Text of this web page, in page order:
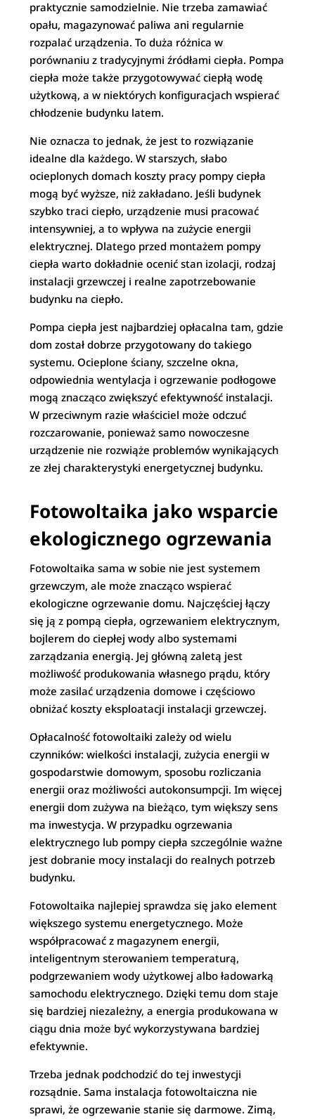
praktycznie samodzielnie. Nie trzeba zamawiać
opału, magazynować paliwa ani regularnie
rozpalać urządzenia. To duża różnica w
porównaniu z tradycyjnymi źródłami ciepła. Pompa
ciepła może także przygotowywać ciepłą wodę
użytkową, a w niektórych konfiguracjach wspierać
chłodzenie budynku latem.
Nie oznacza to jednak, że jest to rozwiązanie
idealne dla każdego. W starszych, słabo
ocieplonych domach koszty pracy pompy ciepła
mogą być wyższe, niż zakładano. Jeśli budynek
szybko traci ciepło, urządzenie musi pracować
intensywniej, a to wpływa na zużycie energii
elektrycznej. Dlatego przed montażem pompy
ciepła warto dokładnie ocenić stan izolacji, rodzaj
instalacji grzewczej i realne zapotrzebowanie
budynku na ciepło.
Pompa ciepła jest najbardziej opłacalna tam, gdzie
dom został dobrze przygotowany do takiego
systemu. Ocieplone ściany, szczelne okna,
odpowiednia wentylacja i ogrzewanie podłogowe
mogą znacząco zwiększyć efektywność instalacji.
W przeciwnym razie właściciel może odczuć
rozczarowanie, ponieważ samo nowoczesne
urządzenie nie rozwiąże problemów wynikających
ze złej charakterystyki energetycznej budynku.
Fotowoltaika jako wsparcie
ekologicznego ogrzewania
Fotowoltaika sama w sobie nie jest systemem
grzewczym, ale może znacząco wspierać
ekologiczne ogrzewanie domu. Najczęściej łączy
się ją z pompą ciepła, ogrzewaniem elektrycznym,
bojlerem do ciepłej wody albo systemami
zarządzania energią. Jej główną zaletą jest
możliwość produkowania własnego prądu, który
może zasilać urządzenia domowe i częściowo
obniżać koszty eksploatacji instalacji grzewczej.
Opłacalność fotowoltaiki zależy od wielu
czynników: wielkości instalacji, zużycia energii w
gospodarstwie domowym, sposobu rozliczania
energii oraz możliwości autokonsumpcji. Im więcej
energii dom zużywa na bieżąco, tym większy sens
ma inwestycja. W przypadku ogrzewania
elektrycznego lub pompy ciepła szczególnie ważne
jest dobranie mocy instalacji do realnych potrzeb
budynku.
Fotowoltaika najlepiej sprawdza się jako element
większego systemu energetycznego. Może
współpracować z magazynem energii,
inteligentnym sterowaniem temperaturą,
podgrzewaniem wody użytkowej albo ładowarką
samochodu elektrycznego. Dzięki temu dom staje
się bardziej niezależny, a energia produkowana w
ciągu dnia może być wykorzystywana bardziej
efektywnie.
Trzeba jednak podchodzić do tej inwestycji
rozsądnie. Sama instalacja fotowoltaiczna nie
sprawi, że ogrzewanie stanie się darmowe. Zimą,